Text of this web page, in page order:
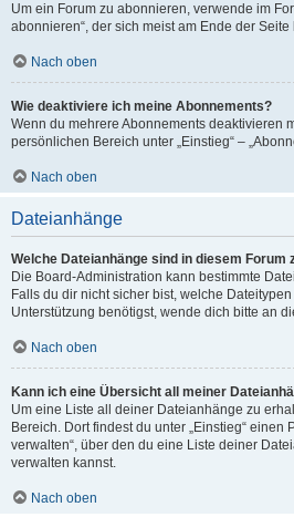
Um ein Forum zu abonnieren, verwende im
abonnieren“, der sich meist am Ende der Seite
Nach oben
Wie deaktiviere ich meine Abonnements?
Wenn du mehrere Abonnements deaktivieren
persönlichen Bereich unter „Einstieg“ –
Nach oben
Dateianhänge
Welche Dateianhänge sind in diesem Forum
Die Board-Administration kann bestimmte
Falls du dir nicht sicher bist, welche
Unterstützung benötigst, wende dich bitte an
Nach oben
Kann ich eine Übersicht all meiner
Um eine Liste all deiner Dateianhänge zu
Bereich. Dort findest du unter „Einstieg“ einen
verwalten“, über den du eine Liste deiner
verwalten kannst.
Nach oben